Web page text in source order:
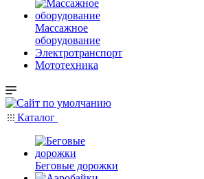
Массажное
оборудование
Электротранспорт
Мототехника
Каталог
Беговые дорожки